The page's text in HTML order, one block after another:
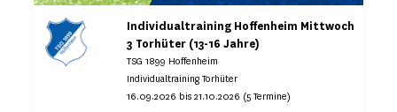
Individualtraining Hoffenheim Mittwoch
3 Torhüter (13-16 Jahre)
TSG 1899 Hoffenheim
Individualtraining Torhüter
16.09.2026 bis 21.10.2026 (5 Termine)